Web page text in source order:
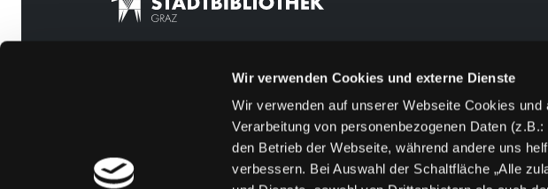
Wir verwenden Cookies und externe Dienste
Wir verwenden auf unserer Webseite Cookies
Verarbeitung von personenbezogenen Daten
den Betrieb der Webseite, während andere uns
verbessern. Bei Auswahl der Schaltfläche „Alle
[kju:b]
Feedback
Kontakt
Über uns
Jobs